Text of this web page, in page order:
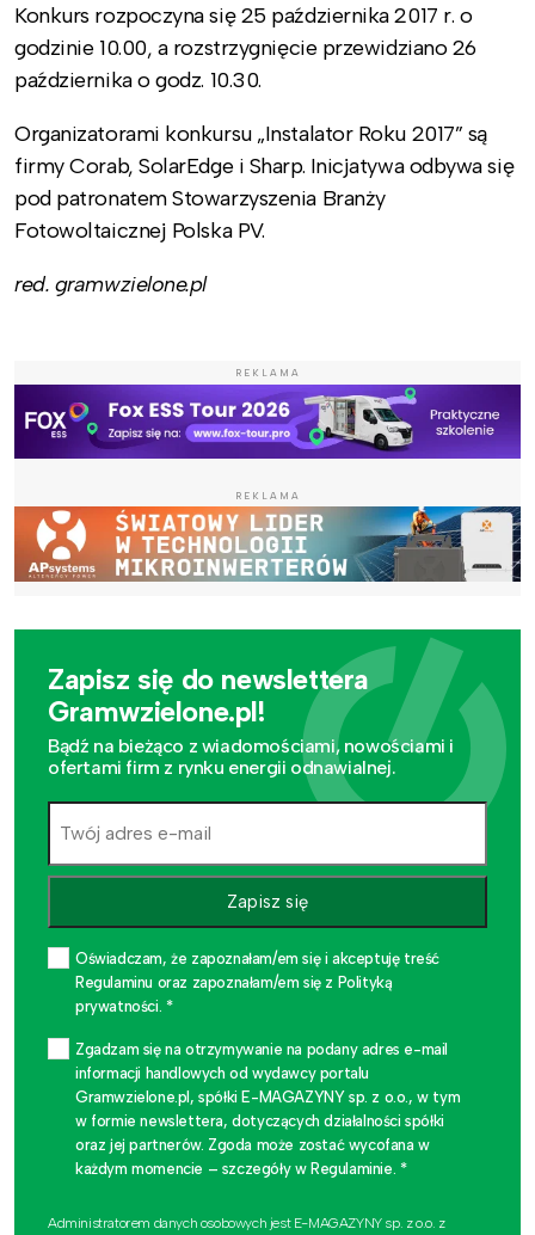
Konkurs rozpoczyna się 25 października 2017 r. o
godzinie 10.00, a rozstrzygnięcie przewidziano 26
października o godz. 10.30.
Organizatorami konkursu „Instalator Roku 2017” są
firmy Corab, SolarEdge i Sharp. Inicjatywa odbywa się
pod patronatem Stowarzyszenia Branży
Fotowoltaicznej Polska PV.
red. gramwzielone.pl
REKLAMA
REKLAMA
Zapisz się do newslettera
Gramwzielone.pl!
Bądź na bieżąco z wiadomościami, nowościami i
ofertami firm z rynku energii odnawialnej.
Zapisz się
Oświadczam, że zapoznałam/em się i akceptuję treść
Regulaminu oraz zapoznałam/em się z Polityką
prywatności. *
Zgadzam się na otrzymywanie na podany adres e-mail
informacji handlowych od wydawcy portalu
Gramwzielone.pl, spółki E-MAGAZYNY sp. z o.o., w tym
w formie newslettera, dotyczących działalności spółki
oraz jej partnerów. Zgoda może zostać wycofana w
każdym momencie – szczegóły w Regulaminie. *
Administratorem danych osobowych jest E-MAGAZYNY sp. z o.o. z